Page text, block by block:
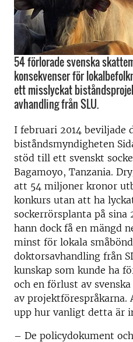
54 förlorade svenska
konsekvenser för
ett misslyckat
avhandling från SLU.
I februari 2014 beviljade
biståndsmyndigheten
stöd till ett svenskt
Bagamoyo, Tanzania.
att 54 miljoner kronor
konkurs utan att ha
sockerrörsplanta på sina
hann dock få en mängd
minst för lokala
doktorsavhandling från
kunskap som kunde ha
och en förlust av
av projektförespråkarna.
upp hur vanligt detta är
– De policydokument